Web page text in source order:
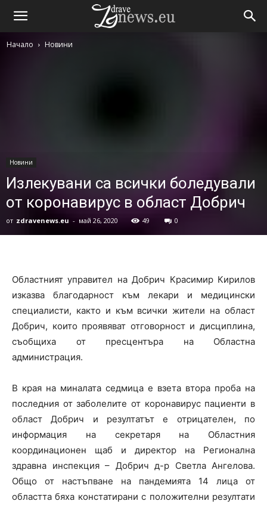
Начало Новини
Новини
Излекувани са всички боледували
от коронавирус в област Добрич
от zdravenews.eu - май 26, 2020 49 0
Областният управител на Добрич Красимир Кирилов
изказва благодарност към лекари и медицински
специалисти, както и към всички жители на област
Добрич, които проявяват отговорност и дисциплина,
съобщиха от пресцентъра на Областна
администрация.
В края на миналата седмица е взета втора проба на
последния от заболелите от коронавирус пациенти в
област Добрич и резултатът е отрицателен, по
информация на секретаря на Областния
координационен щаб и директор на Регионална
здравна инспекция – Добрич д-р Светла Ангелова.
Общо от настъпване на пандемията 14 лица от
областта бяха констатирани с положителни резултати